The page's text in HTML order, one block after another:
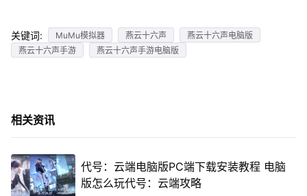
关键词: MuMu模拟器 燕云十六声
燕云十六声电脑版
燕云十六声手游
燕云十六声手游电脑版
相关资讯
代号：云端电脑版PC端下载安装教程 电脑
版怎么玩代号：云端攻略